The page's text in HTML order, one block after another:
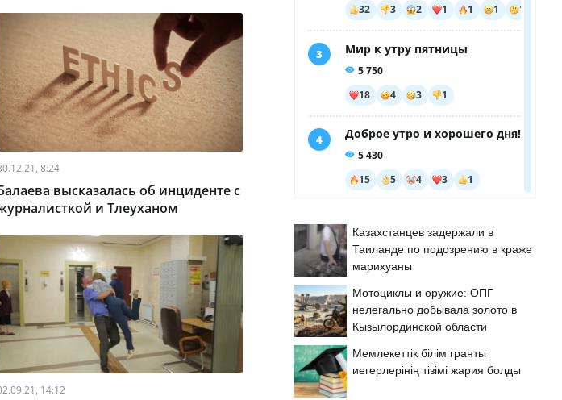
8:24
высказалась об инциденте с
и Тлеуханом
14:12
Казахстанцев задержали в
Таиланде по подозрению в краже
марихуаны
Мотоциклы и оружие: ОПГ
нелегально добывала золото в
Кызылординской области
Мемлекеттік білім гранты
иегерлерінің тізімі жария болды